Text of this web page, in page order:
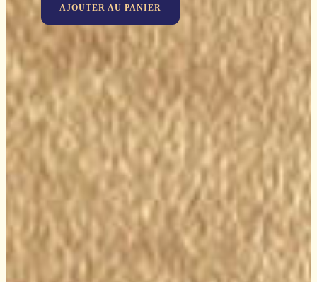
était :
129,90€. 77,94€.
AJOUTER AU PANIER